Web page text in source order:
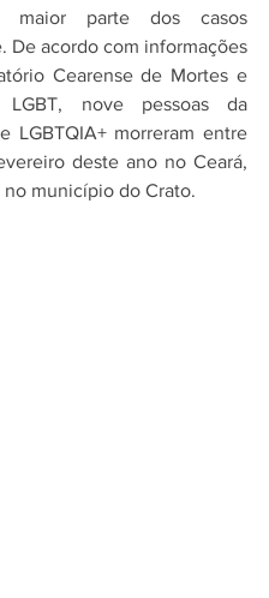
maior parte dos casos
De acordo com informações
Cearense de Mortes e
LGBT, nove pessoas da
LGBTQIA+ morreram entre
deste ano no Ceará,
no município do Crato.